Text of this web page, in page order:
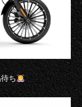
ち